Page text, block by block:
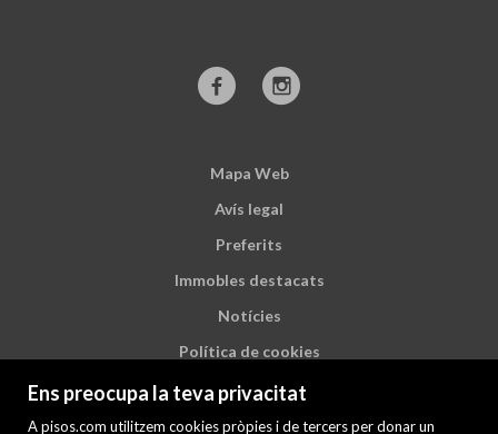
Ens preocupa la teva privacitat
A pisos.com utilitzem cookies pròpies i de tercers per donar un
Mapa Web
Avís legal
Preferits
Immobles destacats
Notícies
Política de cookies